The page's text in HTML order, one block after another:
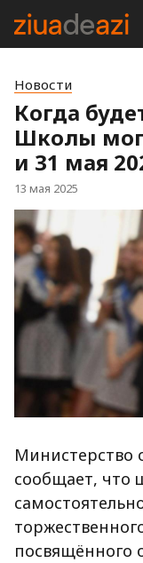
Новости
Когда
Школы
и 31 мая
13 мая 2025
Министерство
сообщает, что
посвящённого